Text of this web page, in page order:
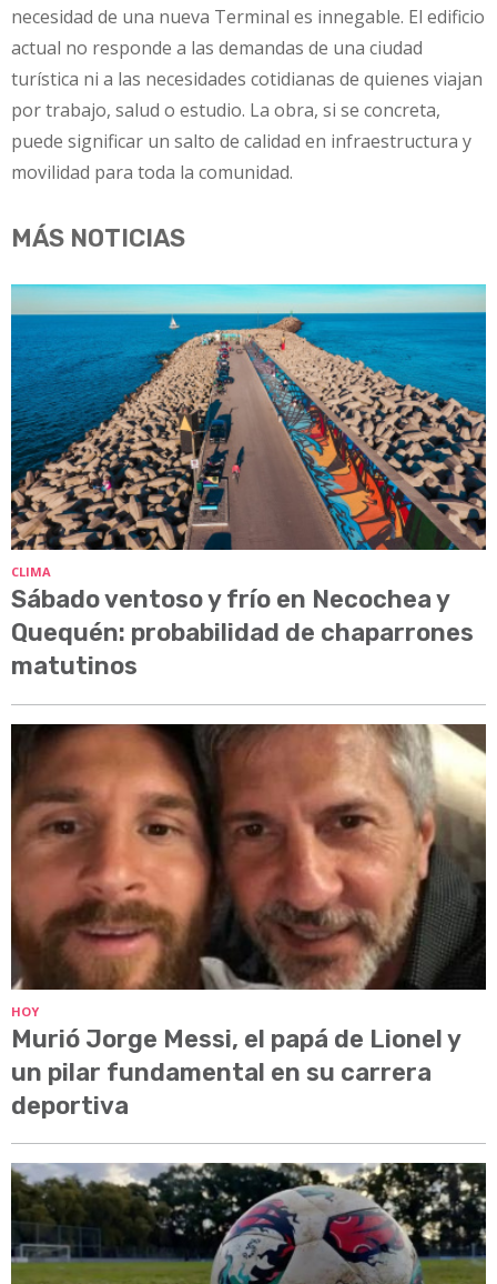
necesidad de una nueva Terminal es innegable. El edificio
actual no responde a las demandas de una ciudad
turística ni a las necesidades cotidianas de quienes viajan
por trabajo, salud o estudio. La obra, si se concreta,
puede significar un salto de calidad en infraestructura y
movilidad para toda la comunidad.
MÁS NOTICIAS
CLIMA
Sábado ventoso y frío en Necochea y
Quequén: probabilidad de chaparrones
matutinos
HOY
Murió Jorge Messi, el papá de Lionel y
un pilar fundamental en su carrera
deportiva